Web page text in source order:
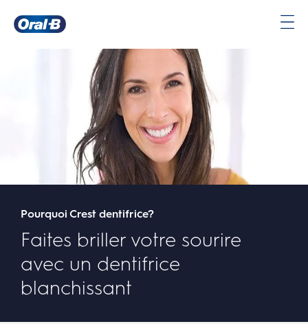
Pourquoi Crest dentifrice?
Faites briller votre sourire
avec un dentifrice
blanchissant